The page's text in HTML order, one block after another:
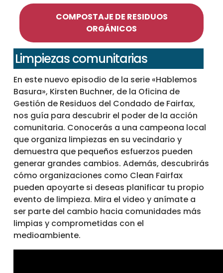
COMPOSTAJE DE RESIDUOS
ORGÁNICOS
Limpiezas comunitarias
En este nuevo episodio de la serie «Hablemos
Basura», Kirsten Buchner, de la Oficina de
Gestión de Residuos del Condado de Fairfax,
nos guía para descubrir el poder de la acción
comunitaria. Conocerás a una campeona local
que organiza limpiezas en su vecindario y
demuestra que pequeños esfuerzos pueden
generar grandes cambios. Además, descubrirás
cómo organizaciones como Clean Fairfax
pueden apoyarte si deseas planificar tu propio
evento de limpieza. Mira el video y anímate a
ser parte del cambio hacia comunidades más
limpias y comprometidas con el
medioambiente.